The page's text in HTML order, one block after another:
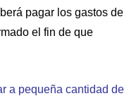
pagar los gastos de
el fin de que
a pequeña cantidad de